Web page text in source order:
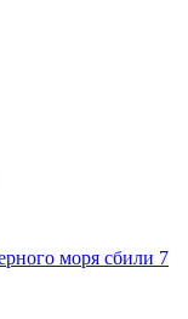
моря сбили 7